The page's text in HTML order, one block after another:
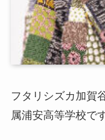
フタリシズカ加賀
属浦安高等学校です